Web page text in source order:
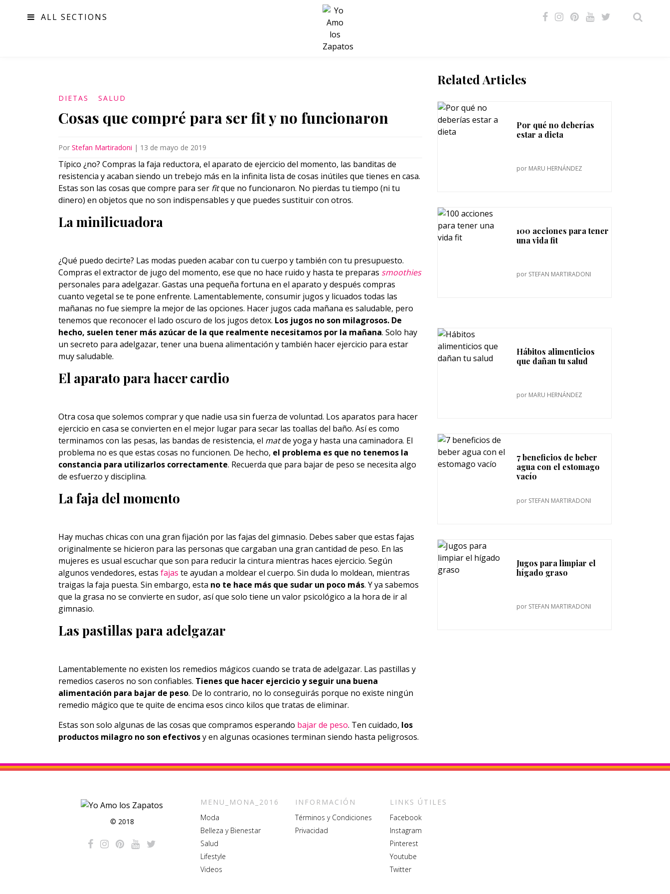
ALL SECTIONS
SALUD
DIETAS SALUD
Cosas que compré para ser fit y no funcionaron
Por Stefan Martiradoni | 13 de mayo de 2019
Típico ¿no? Compras la faja reductora, el aparato de ejercicio del momento, las banditas de
resistencia y acaban siendo un trebejo más en la infinita lista de cosas inútiles que tienes en casa.
Estas son las cosas que compre para ser fitque no funcionaron. No pierdas tu tiempo (ni tu
dinero) en objetos que no son indispensables y que puedes sustituir con otros.
La minilicuadora
¿Qué puedo decirte? Las modas pueden acabar con tu cuerpo y también con tu presupuesto.
Compras el extractor de jugo del momento, ese que no hace ruido y hasta te preparas smoothies
personales para adelgazar. Gastas una pequeña fortuna en el aparato y después compras
cuanto vegetal se te pone enfrente. Lamentablemente, consumir jugos y licuados todas las
mañanas no fue siempre la mejor de las opciones. Hacer jugos cada mañana es saludable, pero
tenemos que reconocer el lado oscuro de los jugos detox. Los jugos no son milagrosos. De
hecho, suelen tener más azúcar de la que realmente necesitamos por la mañana. Solo hay
un secreto para adelgazar, tener una buena alimentación y también hacer ejercicio para estar
muy saludable.
El aparato para hacer cardio
Otra cosa que solemos comprar y que nadie usa sin fuerza de voluntad. Los aparatos para hacer
ejercicio en casa se convierten en el mejor lugar para secar las toallas del baño. Así es como
terminamos con las pesas, las bandas de resistencia, el matde yoga y hasta una caminadora. El
problema no es que estas cosas no funcionen. De hecho, el problema es que no tenemos la
constancia para utilizarlos correctamente. Recuerda que para bajar de peso se necesita algo
de esfuerzo y disciplina.
La faja del momento
Hay muchas chicas con una gran fijación por las fajas del gimnasio. Debes saber que estas fajas
originalmente se hicieron para las personas que cargaban una gran cantidad de peso. En las
mujeres es usual escuchar que son para reducir la cintura mientras haces ejercicio. Según
algunos vendedores, estas fajas te ayudan a moldear el cuerpo. Sin duda lo moldean, mientras
traigas la faja puesta. Sin embargo, esta no te hace más que sudar un poco más. Y ya sabemos
que la grasa no se convierte en sudor, así que solo tiene un valor psicológico a la hora de ir al
gimnasio.
Las pastillas para adelgazar
Lamentablemente no existen los remedios mágicos cuando se trata de adelgazar. Las pastillas y
remedios caseros no son confiables. Tienes que hacer ejercicio y seguir una buena
alimentación para bajar de peso. De lo contrario, no lo conseguirás porque no existe ningún
remedio mágico que te quite de encima esos cinco kilos que tratas de eliminar.
Estas son solo algunas de las cosas que compramos esperando bajar de peso. Ten cuidado, los
productos milagro no son efectivosy en algunas ocasiones terminan siendo hasta peligrosos.
Related Articles
Por qué no deberías
estar a dieta
por MARU HERNÁNDEZ
100 acciones para tener
una vida fit
por STEFAN MARTIRADONI
Hábitos alimenticios
que dañan tu salud
por MARU HERNÁNDEZ
7 beneficios de beber
agua con el estomago
vacío
por STEFAN MARTIRADONI
Jugos para limpiar el
hígado graso
por STEFAN MARTIRADONI
© 2018
MENU_MONA_2016
Moda
Belleza y Bienestar
Salud
Lifestyle
Videos
INFORMACIÓN
Términos y Condiciones
Privacidad
LINKS ÚTILES
Facebook
Instagram
Pinterest
Youtube
Twitter